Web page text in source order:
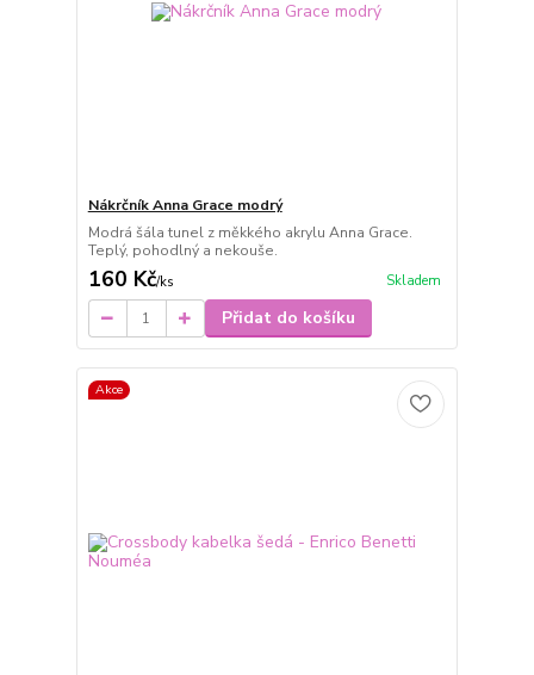
Nákrčník Anna Grace modrý
Modrá šála tunel z měkkého akrylu Anna Grace.
Teplý, pohodlný a nekouše.
160 Kč/ks Skladem
Přidat do košíku
Akce